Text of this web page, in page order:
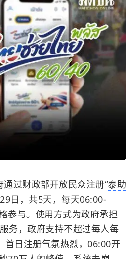
过财政部开放民众注册“泰助
日，共5天，每天06:00-
参与。使用方式为政府承担
务，政府支持不超过每人每
首日注册气氛热烈，06:00开